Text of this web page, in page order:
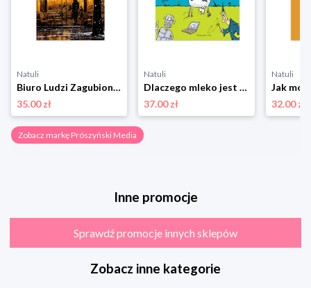
Natuli
Biuro Ludzi Zagubionych Prószyński media
35.00 zł
Natuli
Dlaczego mleko jest białe? Historyjki dla ciekawskich dzieci Prószyński media
37.00 zł
Natuli
32.00 zł
Zobacz markę Prószyński Media
Inne promocje
Sprawdź promocje innych sklepów
Zobacz inne kategorie